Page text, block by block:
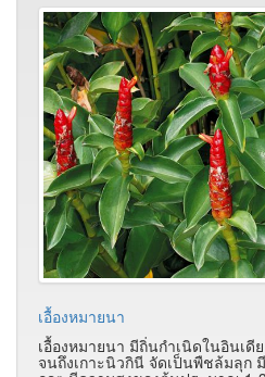
เอื้องหมายนา
เอื้องหมายนา มีถิ่นกำเนิดในอินเดี
จนถึงเกาะนิวกินี จัดเป็นพืชล้มลุก